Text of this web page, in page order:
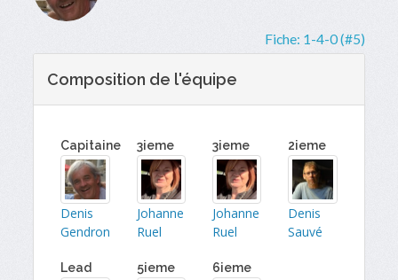
Fiche: 1-4-0 (#5)
Composition de l'équipe
Capitaine
Denis
Gendron
3ieme
Johanne
Ruel
3ieme
Johanne
Ruel
2ieme
Denis
Sauvé
Lead 5ieme 6ieme